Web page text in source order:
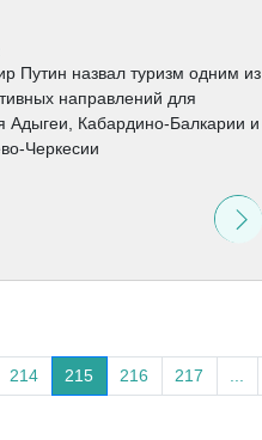
Путин назвал туризм одним из
направлений для
Адыгеи, Кабардино-Балкарии и
Черкесии
214 215 216 217